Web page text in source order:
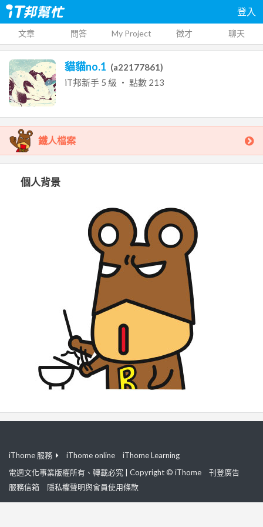
登入
文章 問答 My Project 徵才 聊天
貓貓no.1 (a22177861)
iT邦新手 5 級 ‧ 點數 213
鐵人檔案
個人背景
iThome 服務 iThome online
iThome Learning
電週文化事業版權所有、轉載必究 | Copyright © iThome
刊登廣告
服務信箱
隱私權聲明與會員使用條款